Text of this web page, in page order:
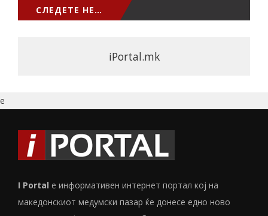
СЛЕДЕТЕ НЕ…
iPortal.mk
e
I Portal е информативен интернет портал кој на
македонскиот медумски пазар ќе донесе едно ново